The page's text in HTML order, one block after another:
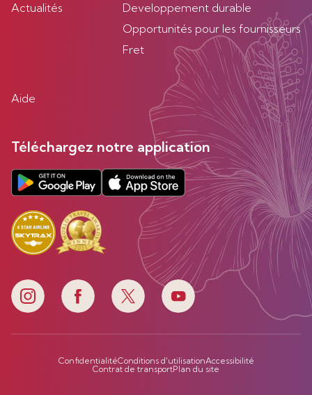
Actualités
Developpement durable
Opportunités pour les fournisseurs
Fret
Aide
Téléchargez notre application
ConfidentialitéConditions d'utilisationAccessibilité
Contrat de transportPlan du site